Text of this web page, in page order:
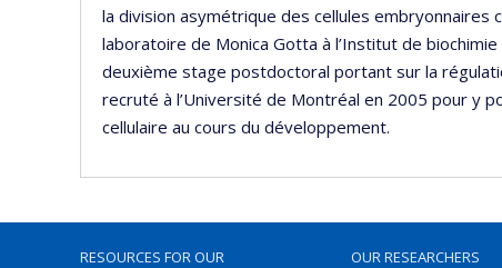
la division asymétrique des cellules embryonnaires
laboratoire de Monica Gotta à l’Institut de
deuxième stage postdoctoral portant sur la
recruté à l’Université de Montréal en 2005 pour y
cellulaire au cours du développement.
RESOURCES FOR OUR
OUR RESEARCHERS